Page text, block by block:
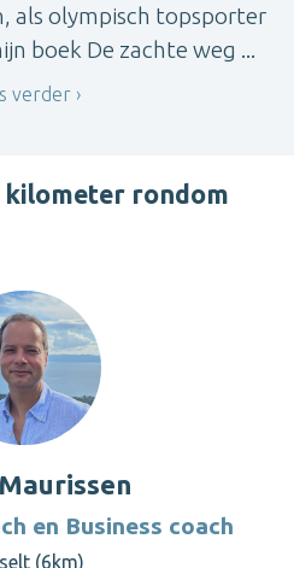
als olympisch topsporter
boek De zachte weg ...
verder
kilometer rondom
en Business coach
(6km)